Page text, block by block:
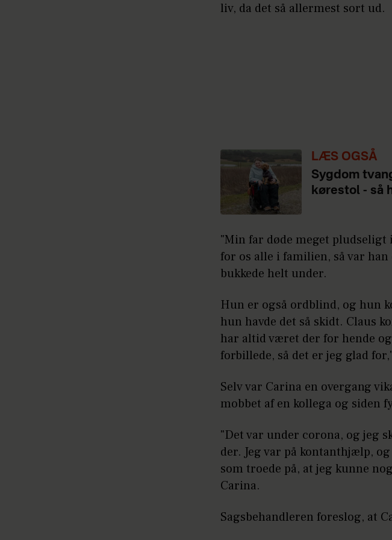
liv, da det så allermest sort ud.
LÆS OGSÅ
Sygdom
kørestol - så
"Min far døde meget pludseligt
for os alle i familien, så var
bukkede helt under.
Hun er også ordblind, og hun
hun havde det så skidt. Claus
har altid været der for hende
forbillede, så det er jeg glad
Selv var Carina en overgang
mobbet af en kollega og siden
"Det var under corona, og jeg
der. Jeg var på kontanthjælp,
som troede på, at jeg kunne
Carina.
Sagsbehandleren foreslog, at